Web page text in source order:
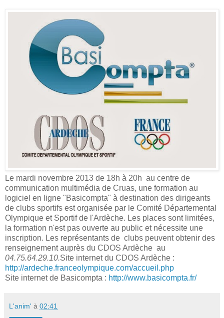
Le mardi novembre 2013 de 18h à 20h au centre de
communication multimédia de Cruas, une formation au
logiciel en ligne "Basicompta" à destination des dirigeants
de clubs sportifs est organisée par le Comité Départemental
Olympique et Sportif de l'Ardèche. Les places sont limitées,
la formation n'est pas ouverte au public et nécessite une
inscription. Les représentants de clubs peuvent obtenir des
renseignement auprès du CDOS Ardèche au
04.75.64.29.10.Site internet du CDOS Ardèche :
http://ardeche.franceolympique.com/accueil.php
Site internet de Basicompta : http://www.basicompta.fr/
L'anim' à 02:41